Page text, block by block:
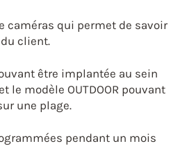
caméras qui permet de savoir
client.
être implantée au sein
le modèle OUTDOOR pouvant
une plage.
pendant un mois